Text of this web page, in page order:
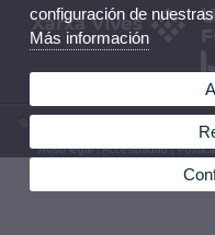
Aviso legal|Accesibilidad|
configuración de
Más información